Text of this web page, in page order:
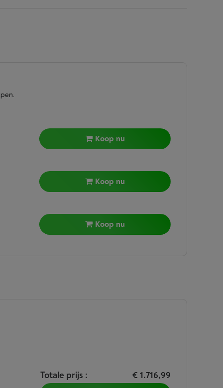
Koop nu
Koop nu
Koop nu
Totale prijs : € 1.716,99